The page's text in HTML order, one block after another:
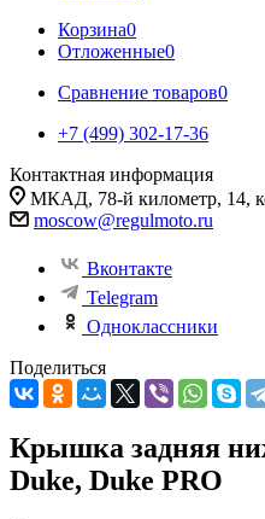
Корзина0
Отложенные0
Сравнение товаров0
+7 (499) 302-17-36
Контактная информация
МКАД, 78-й километр, 14,
moscow@regulmoto.ru
Вконтакте
Telegram
Одноклассники
Поделиться
Крышка задняя
Duke, Duke PRO